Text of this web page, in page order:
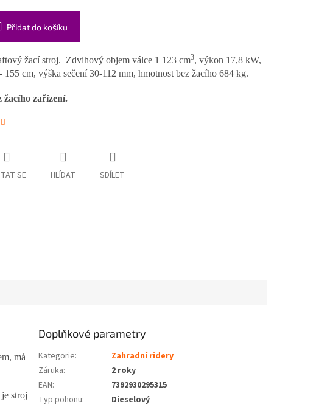
Přidat do košíku
žací stroj. Zdvihový objem válce 1 123 cm3, výkon 17,8 kW,
155 cm, výška sečení 30-112 mm, hmotnost bez žacího 684 kg.
žacího zařízení.
SE HLÍDAT SDÍLET
má
stroj
Doplňkové parametry
Kategorie:
Zahradní ridery
Záruka:
2 roky
EAN:
7392930295315
Typ pohonu:
Dieselový